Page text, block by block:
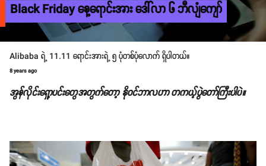
Black Friday နေ့ရောင်းအား ဒေါ်လာ ၆ ဘီလျံကျော်
Alibaba ရဲ့ 11.11 ရောင်းအားရဲ့ ၅ ပုံတစ်ပုံလောက် ရှိပါတယ်။
8 years ago
အွန်လိုင်းရှော့ပင်းတွေအတွက်တော့ နိုဝင်ဘာလဟာ တကယ့်ပွဲတော်ကြီးပါပဲ။